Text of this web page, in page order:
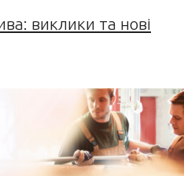
виклики та нові